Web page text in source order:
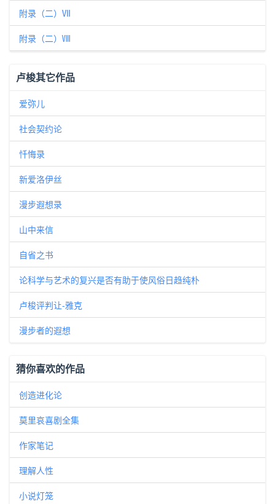
附录（二）Ⅶ
附录（二）Ⅷ
卢梭其它作品
爱弥儿
社会契约论
忏悔录
新爱洛伊丝
漫步遐想录
山中来信
自省之书
论科学与艺术的复兴是否有助于使风俗日趋纯朴
卢梭评判让-雅克
漫步者的遐想
猜你喜欢的作品
创造进化论
莫里哀喜剧全集
作家笔记
理解人性
小说灯笼